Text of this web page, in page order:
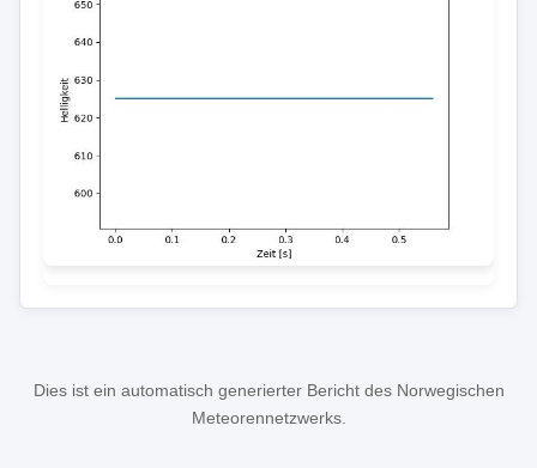
Dies ist ein automatisch generierter Bericht des Norwegischen
Meteorennetzwerks.